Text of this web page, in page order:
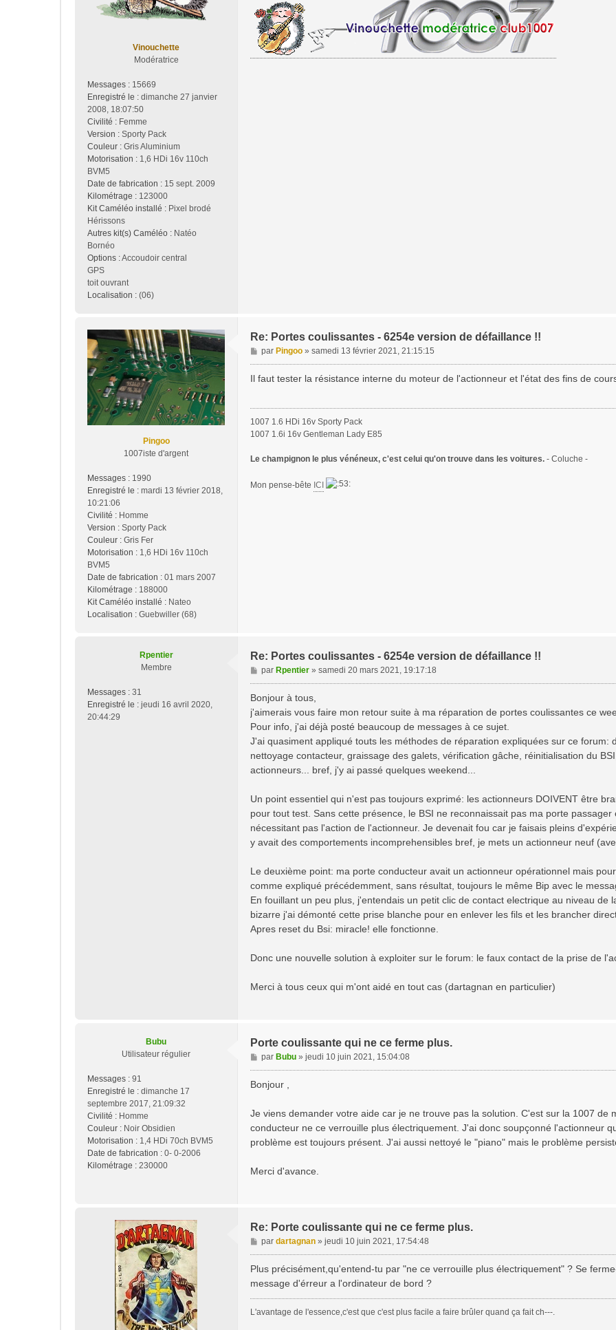
Vinouchette
Modératrice
Messages : 15669
Enregistré le : dimanche 27 janvier
2008, 18:07:50
Civilité : Femme
Version : Sporty Pack
Couleur : Gris Aluminium
Motorisation : 1,6 HDi 16v 110ch
BVM5
Date de fabrication : 15 sept. 2009
Kilométrage : 123000
Kit Caméléo installé : Pixel brodé
Hérissons
Autres kit(s) Caméléo : Natéo
Bornéo
Options :Accoudoir central
GPS
toit ouvrant
Localisation : (06)
Pingoo
1007iste d'argent
Messages : 1990
Enregistré le : mardi 13 février 2018,
10:21:06
Civilité : Homme
Version : Sporty Pack
Couleur : Gris Fer
Motorisation : 1,6 HDi 16v 110ch
BVM5
Date de fabrication : 01 mars 2007
Kilométrage : 188000
Kit Caméléo installé : Nateo
Localisation : Guebwiller (68)
Re: Portes coulissantes - 6254e version de défaillance !!
M
e
s
e
par Pingoo» samedi 13 février 2021, 21:15:15
Il faut tester la résistance interne du moteur de l'actionneur et l'état des fins de
1007 1.6 HDi 16v Sporty Pack
1007 1.6i 16v Gentleman Lady E85
Le champignon le plus vénéneux, c'est celui qu'on trouve dans les voitures. - Coluche -
Mon pense-bête ICI
Rpentier
Membre
Messages : 31
Enregistré le : jeudi 16 avril 2020,
20:44:29
Re: Portes coulissantes - 6254e version de défaillance !!
M
e
s
s
g
e
par Rpentier» samedi 20 mars 2021, 19:17:18
Bonjour à tous,
j'aimerais vous faire mon retour suite à ma réparation de portes coulissantes ce
Pour info, j'ai déjà posté beaucoup de messages à ce sujet.
J'ai quasiment appliqué touts les méthodes de réparation expliquées sur ce forum:
nettoyage contacteur, graissage des galets, vérification gâche, réinitialisation du
actionneurs... bref, j'y ai passé quelques weekend...
Un point essentiel qui n'est pas toujours exprimé: les actionneurs DOIVENT être
pour tout test. Sans cette présence, le BSI ne reconnaissait pas ma porte
nécessitant pas l'action de l'actionneur. Je devenait fou car je faisais pleins
y avait des comportements incomprehensibles bref, je mets un actionneur neuf
Le deuxième point: ma porte conducteur avait un actionneur opérationnel mais
comme expliqué précédemment, sans résultat, toujours le même Bip avec le
En fouillant un peu plus, j'entendais un petit clic de contact electrique au niveau de
bizarre j'ai démonté cette prise blanche pour en enlever les fils et les brancher
Apres reset du Bsi: miracle! elle fonctionne.
Donc une nouvelle solution à exploiter sur le forum: le faux contact de la prise de
Merci à tous ceux qui m'ont aidé en tout cas (dartagnan en particulier)
Bubu
Utilisateur régulier
Messages : 91
Enregistré le : dimanche 17
septembre 2017, 21:09:32
Civilité : Homme
Couleur : Noir Obsidien
Motorisation : 1,4 HDi 70ch BVM5
Date de fabrication : 0- 0-2006
Kilométrage : 230000
Porte coulissante qui ne ce ferme plus.
M
e
s
g
e
par Bubu» jeudi 10 juin 2021, 15:04:08
Bonjour ,
Je viens demander votre aide car je ne trouve pas la solution. C'est sur la 1007 de
conducteur ne ce verrouille plus électriquement. J'ai donc soupçonné l'actionneur
problème est toujours présent. J'ai aussi nettoyé le "piano" mais le problème
Merci d'avance.
Re: Porte coulissante qui ne ce ferme plus.
M
e
s
e
par dartagnan» jeudi 10 juin 2021, 17:54:48
Plus précisément,qu'entend-tu par "ne ce verrouille plus électriquement" ? Se
message d'érreur a l'ordinateur de bord ?
L'avantage de l'essence,c'est que c'est plus facile a faire brûler quand ça fait ch---.